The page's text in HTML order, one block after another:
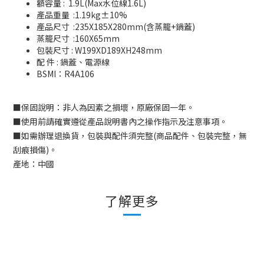
額容量 : 1.9L(Max水位線1.6L)
產品重量 :1.19kg±10%
產品尺寸 :235X185X280mm(含蒸籠+鍋蓋)
蒸籠尺寸 :160X65mm
包裝尺寸 : W199XD189XH248mm
配 件 : 鍋蓋、電源線
BSMI： R4A106
■保固說明：非人為因素之損壞，原廠保固一年。
■使用前請確實遵從產品說明書內之操作指示及注意事項。
■如需辦理退換貨，包裝與配件須完整(商品配件、包裝完整，無
刮痕損傷) 。
產地：中國
了解更多